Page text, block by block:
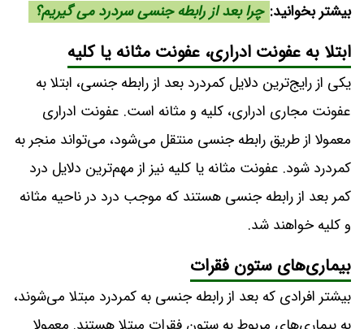
بیشتر بخوانید: چرا بعد از رابطه جنسی سردرد می گیریم؟
ابتلا به عفونت ادراری، عفونت مثانه یا کلیه
یکی از رایج‌ترین دلایل کمردرد بعد از رابطه جنسی، ابتلا به
عفونت مجاری ادراری، کلیه و مثانه است. عفونت ادراری
معمولا از طریق رابطه جنسی منتقل می‌شود، می‌تواند منجر به
کمردرد شود. عفونت مثانه یا کلیه نیز از مهم‌ترین دلایل درد
کمر بعد از رابطه جنسی هستند که موجب درد در ناحیه مثانه
و کلیه خواهند شد.
بیماری‌های ستون فقرات
بیشتر افرادی که بعد از رابطه جنسی به کمردرد مبتلا می‌شوند،